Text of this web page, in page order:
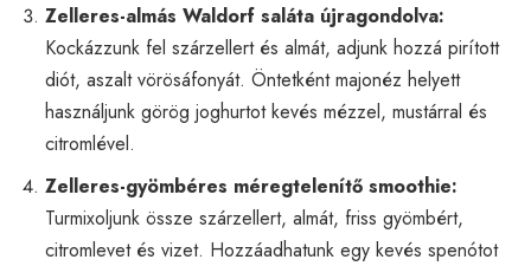
Zelleres-almás Waldorf saláta újragondolva:
Kockázzunk fel szárzellert és almát, adjunk hozzá pirított
diót, aszalt vörösáfonyát. Öntetként majonéz helyett
használjunk görög joghurtot kevés mézzel, mustárral és
citromlével.
Zelleres-gyömbéres méregtelenítő smoothie:
Turmixoljunk össze szárzellert, almát, friss gyömbért,
citromlevet és vizet. Hozzáadhatunk egy kevés spenótot